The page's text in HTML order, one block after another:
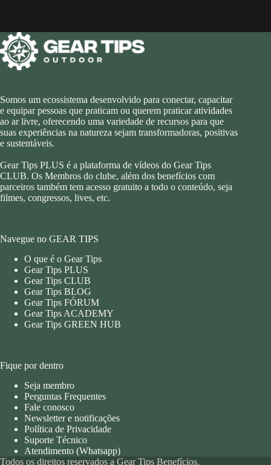
Somos um ecossistema desenvolvido para conectar, capacitar
e equipar pessoas que praticam ou querem praticar atividades
ao ar livre, oferecendo uma variedade de recursos para que
suas experiências na natureza sejam transformadoras, positivas
e sustentáveis.
Gear Tips PLUS é a plataforma de vídeos do Gear Tips
CLUB. Os Membros do clube, além dos benefícios com
parceiros também tem acesso gratuito a todo o conteúdo, seja
filmes, congressos, lives, etc.
Navegue no GEAR TIPS
O que é o Gear Tips
Gear Tips PLUS
Gear Tips CLUB
Gear Tips BLOG
Gear Tips FÓRUM
Gear Tips ACADEMY
Gear Tips GREEN HUB
Fique por dentro
Seja membro
Perguntas Frequentes
Fale conosco
Newsletter e notificações
Política de Privacidade
Suporte Técnico
Atendimento (Whatsapp)
Todos os direitos reservados a Gear Tips Benefícios,